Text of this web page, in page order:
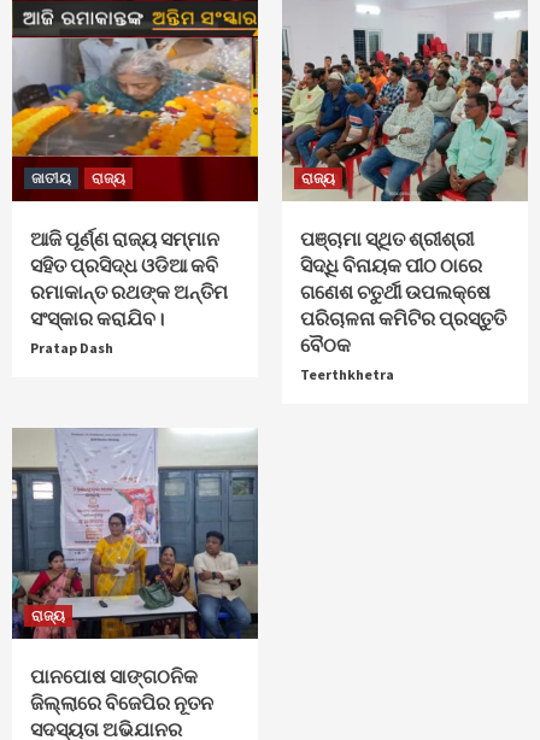
ଜାତୀୟ ରାଜ୍ୟ
ଆଜି ପୂର୍ଣ୍ଣ ରାଜ୍ୟ ସମ୍ମାନ
ସହିତ ପ୍ରସିଦ୍ଧ ଓଡିଆ କବି
ରମାକାନ୍ତ ରଥଙ୍କ ଅନ୍ତିମ
ସଂସ୍କାର କରାଯିବ।
Pratap Dash
ରାଜ୍ୟ
ପଞ୍ଚାମା ସ୍ଥିତ ଶ୍ରୀଶ୍ରୀ
ସିଦ୍ଧି ବିନାୟକ ପୀଠ ଠାରେ
ଗଣେଶ ଚତୁର୍ଥୀ ଉପଲକ୍ଷେ
ପରିଚାଳନା କମିଟିର ପ୍ରସ୍ତୁତି
ବୈଠକ
Teerthkhetra
ରାଜ୍ୟ
ପାନପୋଷ ସାଙ୍ଗଠନିକ
ଜିଲ୍ଲାରେ ବିଜେପିର ନୂତନ
ସଦସ୍ୟତା ଅଭିଯାନର